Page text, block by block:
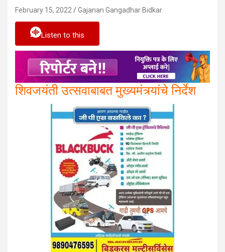
February 15, 2022 Gajanan Gangadhar Bidkar
Listen to this
शिवजयंती उत्सवाबाबत मुख्यमंत्र्यांचे निर्देश
मुंबई प्रतिनिधी, दि. १५ : – छत्रपती
शिवाजी महाराज यांच्या जयंतीनिमित्त
आयोजित करण्यात येणाऱ्या शिवज्योत
दौडीत दोनशे जण आणि जन्मोत्सव
सोहळ्याकरिता पाचशे जणांना उपस्थित
राहता येईल, अशा गृह विभागाच्या
प्रस्तावाला मुख्यमंत्री उद्धव ठाकरे यांनी